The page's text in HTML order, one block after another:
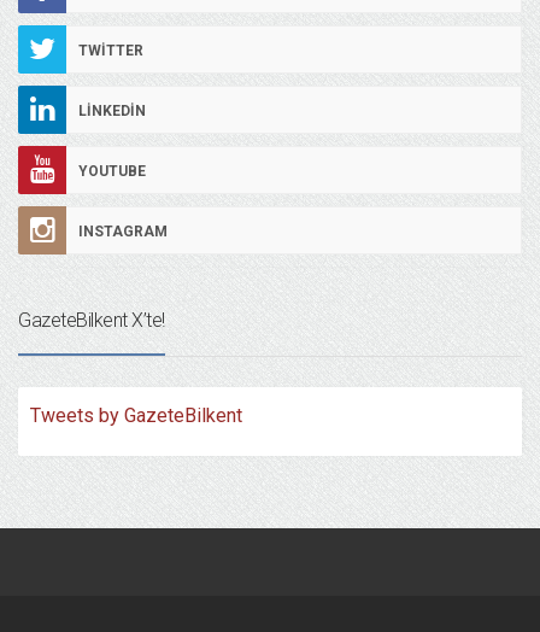
TWITTER
LINKEDIN
YOUTUBE
INSTAGRAM
GazeteBilkent X’te!
Tweets by GazeteBilkent